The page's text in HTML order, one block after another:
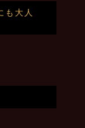
も大人